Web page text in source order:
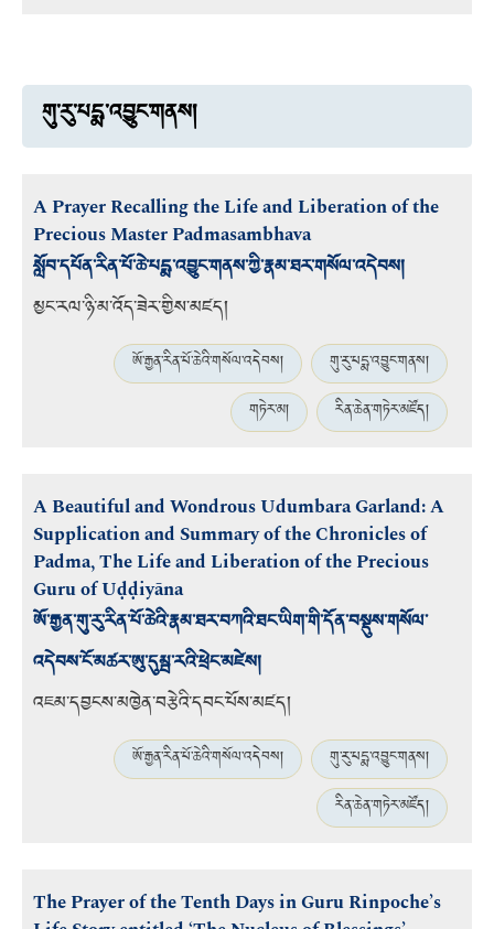
གུ་རུ་པདྨ་འབྱུང་གནས།
A Prayer Recalling the Life and Liberation of the
Precious Master Padmasambhava
སློབ་དཔོན་རིན་པོ་ཆེ་པདྨ་འབྱུང་གནས་ཀྱི་རྣམ་ཐར་གསོལ་འདེབས།
མྱང་རལ་ཉི་མ་འོད་ཟེར་གྱིས་མཛད།
ཨོ་རྒྱན་རིན་པོ་ཆེའི་གསོལ་འདེབས།
གུ་རུ་པདྨ་འབྱུང་གནས།
གཏེར་མ།
རིན་ཆེན་གཏེར་མཛོད།
A Beautiful and Wondrous Udumbara Garland: A
Supplication and Summary of the Chronicles of
Padma, The Life and Liberation of the Precious
Guru of Uḍḍiyāna
ཨོ་རྒྱན་གུ་རུ་རིན་པོ་ཆེའི་རྣམ་ཐར་བཀའི་ཐང་ཡིག་གི་དོན་བསྡུས་གསོལ་
འདེབས་ངོ་མཚར་ཨུ་དུམྦ་རའི་ཕྲེང་མཛེས།
འཇམ་དབྱངས་མཁྱེན་བརྩེའི་དབང་པོས་མཛད།
ཨོ་རྒྱན་རིན་པོ་ཆེའི་གསོལ་འདེབས།
གུ་རུ་པདྨ་འབྱུང་གནས།
རིན་ཆེན་གཏེར་མཛོད།
The Prayer of the Tenth Days in Guru Rinpoche’s